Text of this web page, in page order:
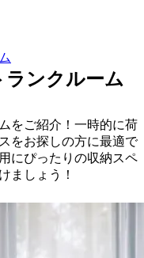
ランクルーム
をご紹介！一時的に荷
をお探しの方に最適で
にぴったりの収納スペ
ましょう！